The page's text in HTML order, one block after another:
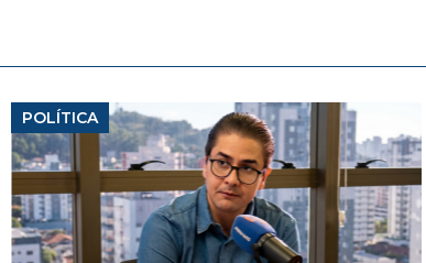
POLÍTICA